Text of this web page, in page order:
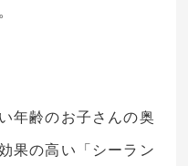
年齢のお子さんの奥
果の高い「シーラン